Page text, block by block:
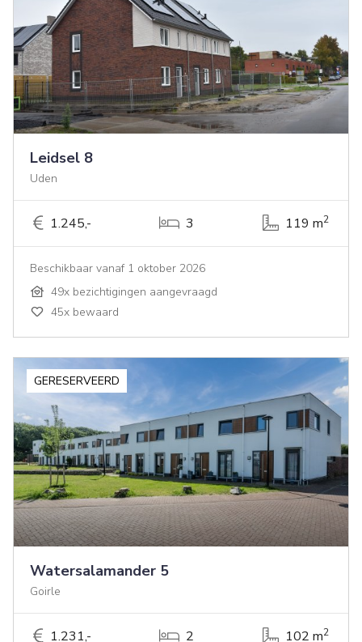
Leidsel 8
Uden
1.245,- 3 119 m2
Beschikbaar vanaf 1 oktober 2026
49x bezichtigingen aangevraagd
45x bewaard
GERESERVEERD
Watersalamander 5
Goirle
1.231,- 2 102 m2